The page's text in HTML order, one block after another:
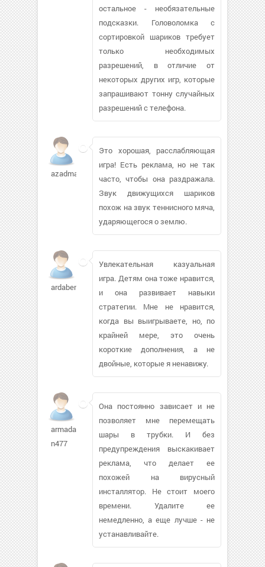
остальное - необязательные
подсказки. Головоломка с
сортировкой шариков требует
только необходимых
разрешений, в отличие от
некоторых других игр, которые
запрашивают тонну случайных
разрешений с телефона.
azadmailov
Это хорошая, расслабляющая
игра! Есть реклама, но не так
часто, чтобы она раздражала.
Звук движущихся шариков
похож на звук теннисного мяча,
ударяющегося о землю.
ardaben544
Увлекательная казуальная
игра. Детям она тоже нравится,
и она развивает навыки
стратегии. Мне не нравится,
когда вы выигрываете, но, по
крайней мере, это очень
короткие дополнения, а не
двойные, которые я ненавижу.
armada-
n477
Она постоянно зависает и не
позволяет мне перемещать
шары в трубки. И без
предупреждения выскакивает
реклама, что делает ее
похожей на вирусный
инсталлятор. Не стоит моего
времени. Удалите ее
немедленно, а еще лучше - не
устанавливайте.